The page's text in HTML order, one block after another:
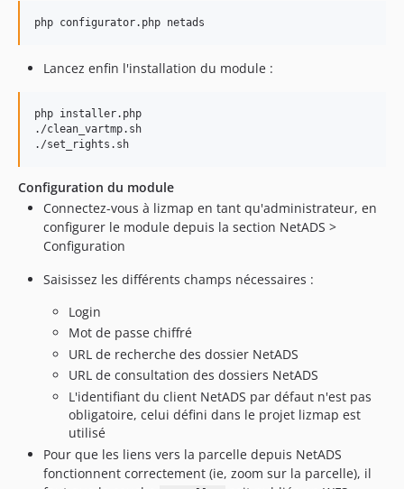
php configurator.php netads
Lancez enfin l'installation du module :
php installer.php
./clean_vartmp.sh
./set_rights.sh
Configuration du module
Connectez-vous à lizmap en tant qu'administrateur, en
configurer le module depuis la section NetADS >
Configuration
Saisissez les différents champs nécessaires :
Login
Mot de passe chiffré
URL de recherche des dossier NetADS
URL de consultation des dossiers NetADS
L'identifiant du client NetADS par défaut n'est pas
obligatoire, celui défini dans le projet lizmap est
utilisé
Pour que les liens vers la parcelle depuis NetADS
fonctionnent correctement (ie, zoom sur la parcelle), il